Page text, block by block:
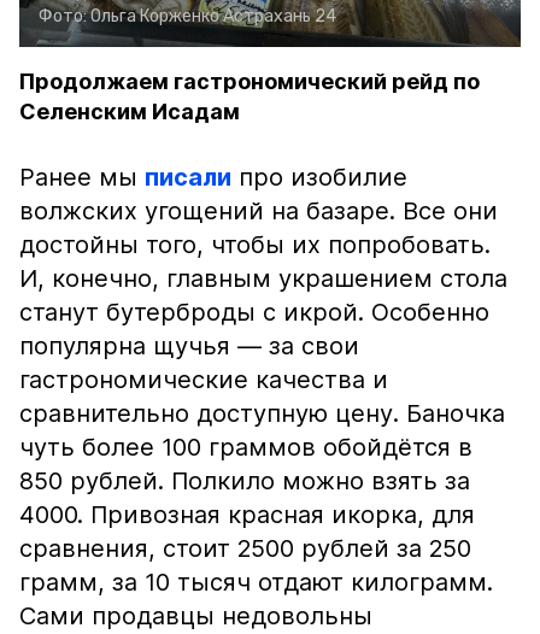
Фото:Ольга КорженкоАстрахань 24
Продолжаем гастрономический рейд по
Селенским Исадам
Ранее мы писали про изобилие
волжских угощений на базаре. Все они
достойны того, чтобы их попробовать.
И, конечно, главным украшением стола
станут бутерброды с икрой. Особенно
популярна щучья — за свои
гастрономические качества и
сравнительно доступную цену. Баночка
чуть более 100 граммов обойдётся в
850 рублей. Полкило можно взять за
4000. Привозная красная икорка, для
сравнения, стоит 2500 рублей за 250
грамм, за 10 тысяч отдают килограмм.
Сами продавцы недовольны